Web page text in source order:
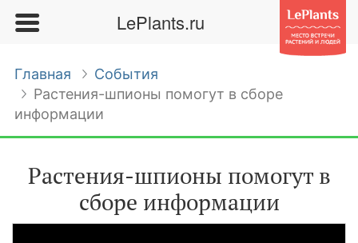
LePlants.ru
Главная
События
Растения-шпионы помогут в сборе
информации
Растения-шпионы помогут в
сборе информации